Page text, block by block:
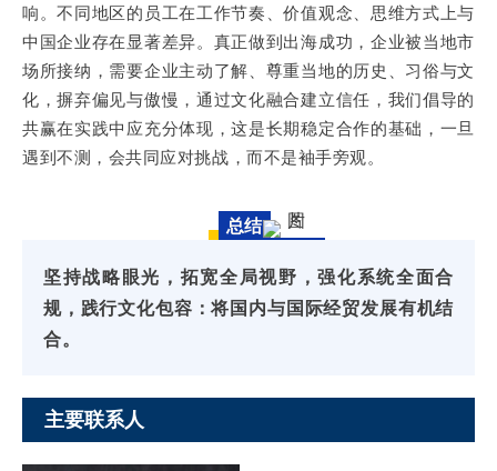
响。不同地区的员工在工作节奏、价值观念、思维方式上与
中国企业存在显著差异。真正做到出海成功，企业被当地市
场所接纳，需要企业主动了解、尊重当地的历史、习俗与文
化，摒弃偏见与傲慢，通过文化融合建立信任，我们倡导的
共赢在实践中应充分体现，这是长期稳定合作的基础，一旦
遇到不测，会共同应对挑战，而不是袖手旁观。
总结
坚持战略眼光，拓宽全局视野，强化系统全面合
规，践行文化包容：将国内与国际经贸发展有机结
合。
主要联系人